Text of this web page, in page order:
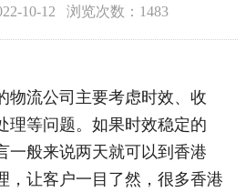
10-12 浏览次数：1483
物流公司主要考虑时效、收
理等问题。如果时效稳定的
一般来说两天就可以到香港
，让客户一目了然，很多香港